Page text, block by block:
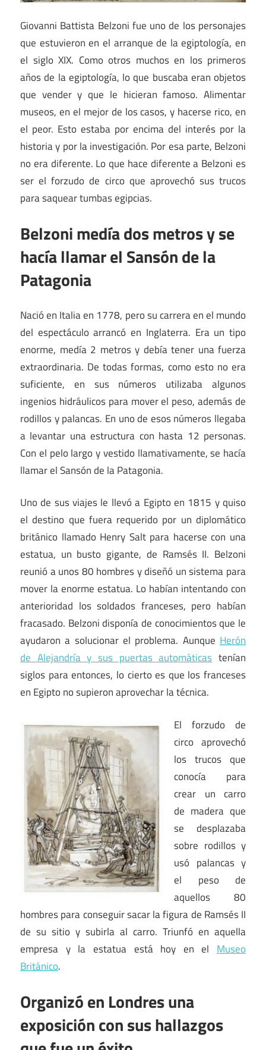
Giovanni Battista Belzoni fue uno de los personajes
que estuvieron en el arranque de la egiptología, en
el siglo XIX. Como otros muchos en los primeros
años de la egiptología, lo que buscaba eran objetos
que vender y que le hicieran famoso. Alimentar
museos, en el mejor de los casos, y hacerse rico, en
el peor. Esto estaba por encima del interés por la
historia y por la investigación. Por esa parte, Belzoni
no era diferente. Lo que hace diferente a Belzoni es
ser el forzudo de circo que aprovechó sus trucos
para saquear tumbas egipcias.
Belzoni medía dos metros y se
hacía llamar el Sansón de la
Patagonia
Nació en Italia en 1778, pero su carrera en el mundo
del espectáculo arrancó en Inglaterra. Era un tipo
enorme, medía 2 metros y debía tener una fuerza
extraordinaria. De todas formas, como esto no era
suficiente, en sus números utilizaba algunos
ingenios hidráulicos para mover el peso, además de
rodillos y palancas. En uno de esos números llegaba
a levantar una estructura con hasta 12 personas.
Con el pelo largo y vestido llamativamente, se hacía
llamar el Sansón de la Patagonia.
Uno de sus viajes le llevó a Egipto en 1815 y quiso
el destino que fuera requerido por un diplomático
británico llamado Henry Salt para hacerse con una
estatua, un busto gigante, de Ramsés II. Belzoni
reunió a unos 80 hombres y diseñó un sistema para
mover la enorme estatua. Lo habían intentando con
anterioridad los soldados franceses, pero habían
fracasado. Belzoni disponía de conocimientos que le
ayudaron a solucionar el problema. Aunque Herón
de Alejandría y sus puertas automáticastenían
siglos para entonces, lo cierto es que los franceses
en Egipto no supieron aprovechar la técnica.
El forzudo de
circo aprovechó
los trucos que
conocía para
crear un carro
de madera que
se desplazaba
sobre rodillos y
usó palancas y
el peso de
aquellos 80
hombres para conseguir sacar la figura de Ramsés II
de su sitio y subirla al carro. Triunfó en aquella
empresa y la estatua está hoy en el Museo
Británico.
Organizó en Londres una
exposición con sus hallazgos